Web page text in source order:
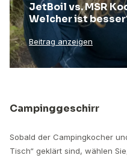
JetBoil vs. MSR
Welcher ist
Beitrag anzeigen
Campinggeschirr
Sobald der Campingkocher
Tisch“ geklärt sind, wählen